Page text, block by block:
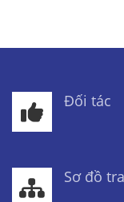
Đối tác
Sơ đồ